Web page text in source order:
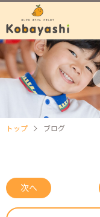
トップ ブログ
次へ